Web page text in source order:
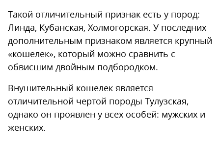
Такой отличительный признак есть у пород:
Линда, Кубанская, Холмогорская. У последних
дополнительным признаком является крупный
«кошелек», который можно сравнить с
обвисшим двойным подбородком.
Внушительный кошелек является
отличительной чертой породы Тулузская,
однако он проявлен у всех особей: мужских и
женских.